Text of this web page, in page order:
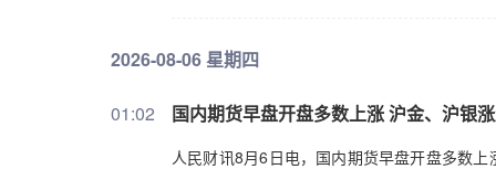
2026-08-06 星期四
01:02 国内期货早盘开盘多数上涨 沪金、沪银
人民财讯8月6日电，国内期货早盘开盘多数